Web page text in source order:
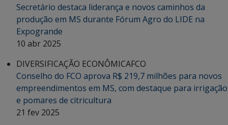
Secretário destaca liderança e novos caminhos da
produção em MS durante Fórum Agro do LIDE na
Expogrande
10 abr 2025
DIVERSIFICAÇÃO ECONÔMICAFCO
Conselho do FCO aprova R$ 219,7 milhões para novos
empreendimentos em MS, com destaque para irrigação
e pomares de citricultura
21 fev 2025